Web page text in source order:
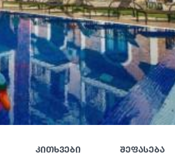
კითხვები შეფასება